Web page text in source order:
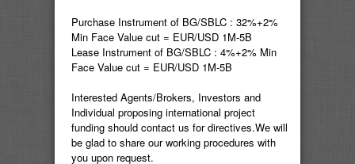
Purchase Instrument of BG/SBLC : 32%+2%
Min Face Value cut = EUR/USD 1M-5B
Lease Instrument of BG/SBLC : 4%+2% Min
Face Value cut = EUR/USD 1M-5B
Interested Agents/Brokers, Investors and
Individual proposing international project
funding should contact us for directives.We will
be glad to share our working procedures with
you upon request.